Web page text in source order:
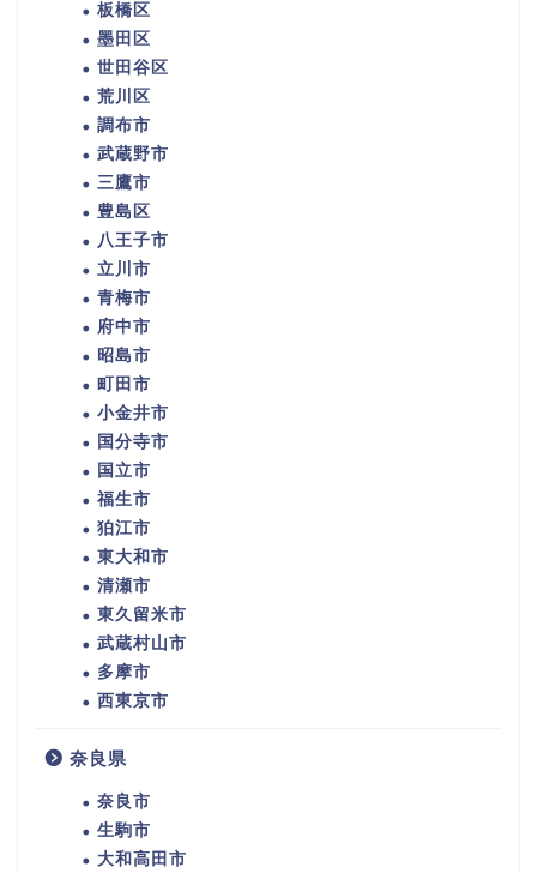
板橋区
墨田区
世田谷区
荒川区
調布市
武蔵野市
三鷹市
豊島区
八王子市
立川市
青梅市
府中市
昭島市
町田市
小金井市
国分寺市
国立市
福生市
狛江市
東大和市
清瀬市
東久留米市
武蔵村山市
多摩市
西東京市
奈良県
奈良市
生駒市
大和高田市